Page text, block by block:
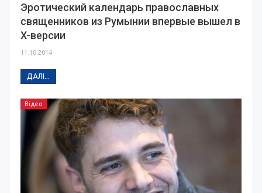
Эротический календарь православных
священников из Румынии впервые вышел в
X-версии
11.10.2014
ДАЛІ...
Відео